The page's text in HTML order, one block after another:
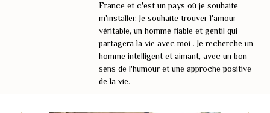
France et c'est un pays où je souhaite
m'installer. Je souhaite trouver l'amour
véritable, un homme fiable et gentil qui
partagera la vie avec moi . Je recherche un
homme intelligent et aimant, avec un bon
sens de l'humour et une approche positive
de la vie.